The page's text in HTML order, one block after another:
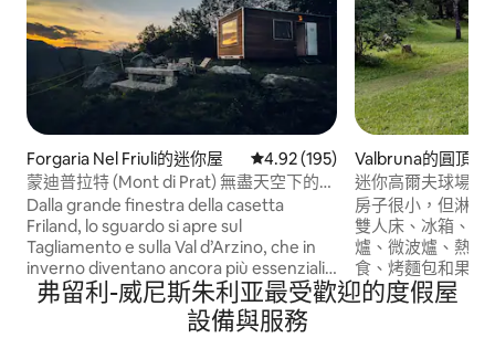
Forgaria Nel Friuli的迷你屋 從 195 則評價中獲得 4.92 的平
4.92 (195)
蒙迪普拉特 (Mont di Prat) 無盡天空下的小
屋
Dalla grande finestra della casetta
Friland, lo sguardo si apre sul
Tagliamento e sulla Val d’Arzino, che in
inverno diventano ancora più essenziali
e silenziosi, tra albe limpide e tramonti
dai colori freddi e intensi. Nei cieli
invernali, con un po’ di fortuna, potrai
Valbruna的圓頂屋
迷你高爾夫球場中
房子很小，但淋浴
雙人床、冰箱、摩
爐、微波爐、熱水
食、烤麵包和果醬
手台和整體式坐浴
Betulle Valbruna
弗留利-威尼斯朱利亚最受歡迎的度假屋
設備與服務